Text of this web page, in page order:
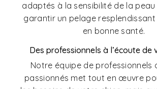
adaptés à la sensibilité de la
garantir un pelage resplendissant
en bonne santé.
Des professionnels à l’écoute de
Notre équipe de professionnels
passionnés met tout en œuvre